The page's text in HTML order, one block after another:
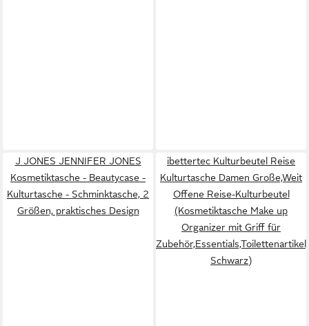
J JONES JENNIFER JONES
Kosmetiktasche - Beautycase -
Kulturtasche - Schminktasche, 2
Größen, praktisches Design
ibettertec Kulturbeutel Reise
Kulturtasche Damen Große,Weit
Offene Reise-Kulturbeutel
(Kosmetiktasche Make up
Organizer mit Griff für
Zubehör,Essentials,Toilettenartikel,
Schwarz)